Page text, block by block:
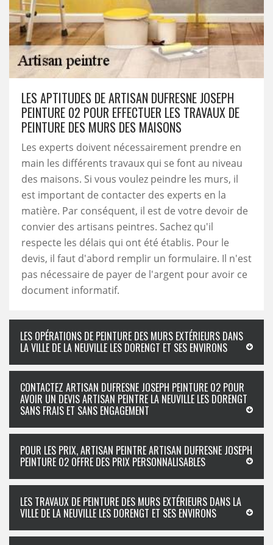
LES APTITUDES DE ARTISAN DUFRESNE JOSEPH
PEINTURE 02 POUR EFFECTUER LES TRAVAUX DE
PEINTURE DES MURS DES MAISONS
Les experts doivent nécessairement prendre en
main les différents travaux qui se font au niveau
des maisons. Si vous voulez peindre les murs, il
est important de contacter des experts en la
matière. Par conséquent, il est de votre devoir de
convier des artisans peintres. Sachez qu'il
respecte les délais qui ont été établis. Pour le
devis, il faut d'abord remplir un formulaire. Il n'est
pas nécessaire de payer de l'argent pour avoir ce
document informatif.
LES OPÉRATIONS DE PEINTURE DES MURS EXTÉRIEURS DANS
LA VILLE DE LA NEUVILLE LES DORENGT ET SES ENVIRONS
CONTACTEZ ARTISAN DUFRESNE JOSEPH PEINTURE 02 POUR
AVOIR UN DEVIS ARTISAN PEINTRE LA NEUVILLE LES DORENGT
SANS FRAIS ET SANS ENGAGEMENT
POUR LES PRIX, ARTISAN PEINTRE ARTISAN DUFRESNE JOSEPH
PEINTURE 02 OFFRE DES PRIX PERSONNALISABLES
LES TRAVAUX DE PEINTURE DES MURS EXTÉRIEURS DANS LA
VILLE DE LA NEUVILLE LES DORENGT ET SES ENVIRONS